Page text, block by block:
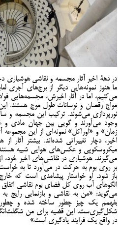
در دهۀ اخیر آثار مجسمه و نقاشی هوشیاری
ما هنوز نمونه‌هایی دیگر از برج‌های آجری
می‌کنیم، اما در آثار اخیرش، مجسمه‌هایی
مواج رقصان و نوسانات طول موج هستند.
نورپردازی می‌شوند. ترکیب این مجسمه و
وجود می‌آورند و گویی بین جهان مادی و
زمان» و «اوراکل» نمونه‌ای از این مجموعه
اخیر، دچار تغییراتی شده‌اند. بیشتر آثار
میکروسکوپی و عکس‌های هوایی شبیه
می‌گیرند. هوشیاری در نقاشی‌های اخیر خود،
بر روی بوم به حرکت در می‌آورد تا به
باز شود. او خواستار پیشامدی است که
الگوهای آب روی کل فضای بوم نقاشی اتفاق
می‌گوید: «من به نقاشی و بازنمایی رایج
بفهمم یک چیز چطور ساخته شده و چطور
شکل‌گیری‌ست. این قضیه برای من
در واقع یک فرایند یادگیری است»